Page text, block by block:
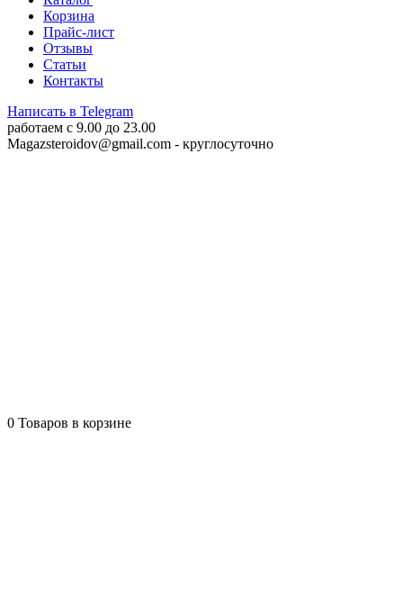
Корзина
Прайс-лист
Отзывы
Статьи
Контакты
Написать в Telegram
работаем c 9.00 до 23.00
Magazsteroidov@gmail.com - круглосуточно
0 Товаров в корзине